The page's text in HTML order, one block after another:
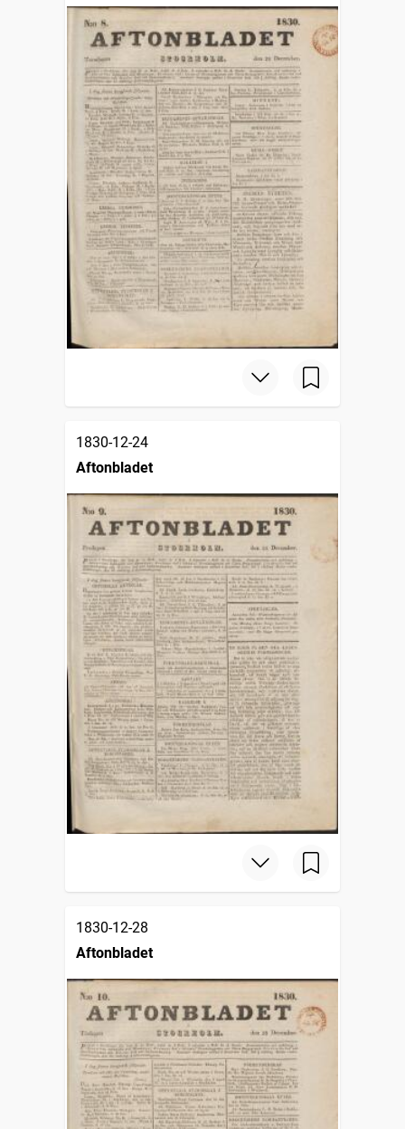
1830-12-24
Aftonbladet
1830-12-28
Aftonbladet